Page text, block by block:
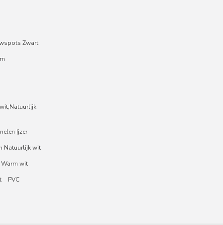
Zwart
Ijzer
Natuurlijk wit
Warm wit
PVC